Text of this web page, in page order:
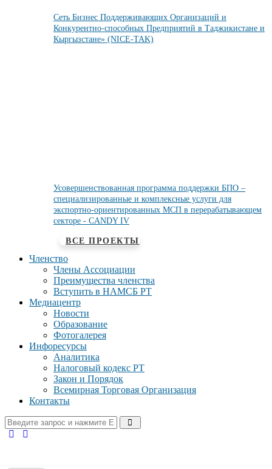
Сеть Бизнес Поддерживающих Организаций и
Конкурентно-способных Предприятий в Таджикистане и
Кыргызстане» (NICE-TAK)
Усовершенствованная программа поддержки БПО –
специализированные и комплексные услуги для
экспортно-ориентированных МСП в перерабатывающем
секторе - CANDY IV
ВСЕ ПРОЕКТЫ
Членство
Члены Ассоциации
Преимущества членства
Вступить в НАМСБ РТ
Медиацентр
Новости
Образование
Фотогалерея
Инфоресурсы
Аналитика
Налоговый кодекс РТ
Закон и Порядок
Всемирная Торговая Организация
Контакты